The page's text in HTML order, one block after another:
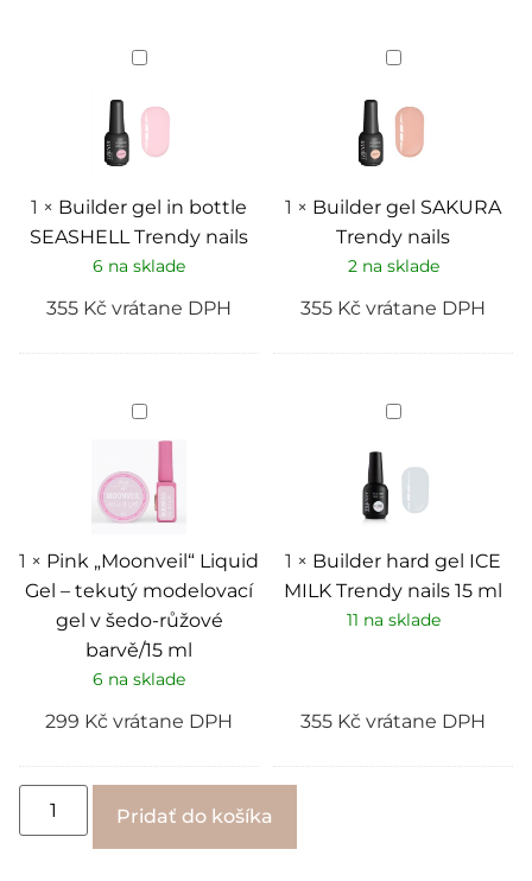
Builder
gel
bottle
SEASHELL
Trendy
1 × Builder gel in bottle
SEASHELL Trendy nails
6 na sklade
355 Kč vrátane DPH
Builder
gel
Trendy
nails
1 × Builder gel SAKURA
Trendy nails
2 na sklade
355 Kč vrátane DPH
Pink
„Moonveil“
Liquid
Gel
–
tekutý
modelovací
v
šedo-
růžové
barvě/15
ml
1 × Pink „Moonveil“ Liquid
Gel – tekutý modelovací
gel v šedo-růžové
barvě/15 ml
6 na sklade
299 Kč vrátane DPH
Builder
hard
ICE
MILK
Trendy
nails
ml
1 × Builder hard gel ICE
MILK Trendy nails 15 ml
11 na sklade
355 Kč vrátane DPH
Pridať do košíka